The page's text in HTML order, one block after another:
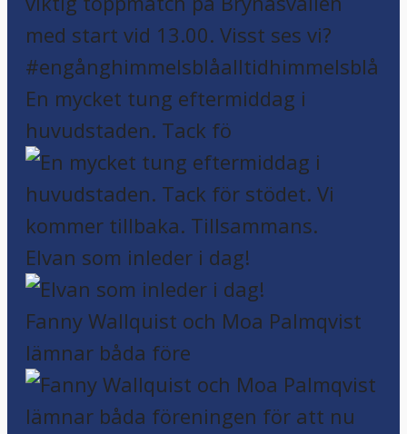
En mycket tung eftermiddag i
huvudstaden. Tack fö
Elvan som inleder i dag!
Fanny Wallquist och Moa Palmqvist
lämnar båda före